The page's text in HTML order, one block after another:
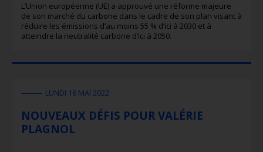
L’Union européenne (UE) a approuvé une réforme majeure
de son marché du carbone dans le cadre de son plan visant à
réduire les émissions d’au moins 55 % d’ici à 2030 et à
atteindre la neutralité carbone d’ici à 2050.
LUNDI 16 MAI 2022
NOUVEAUX DÉFIS POUR VALÉRIE
PLAGNOL